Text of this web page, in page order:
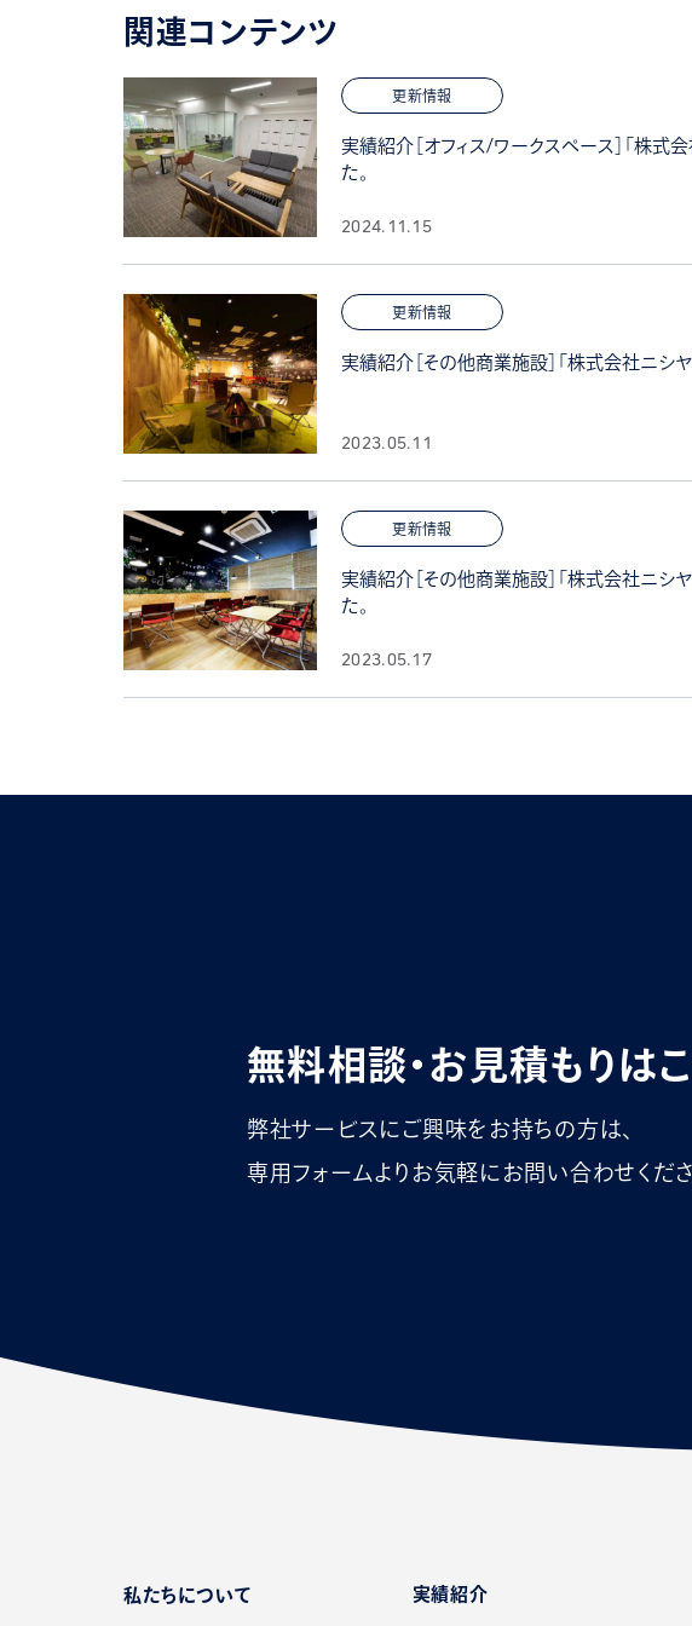
関連コンテンツ
更新情報
実績紹介［オフィス/ワークスペース］「株式
た。
2024.11.15
更新情報
実績紹介［その他商業施設］「株式会社ニシ
2023.05.11
更新情報
実績紹介［その他商業施設］「株式会社ニシ
た。
2023.05.17
無料相談・お見積もりは
弊社サービスにご興味をお持ちの方は、
専用フォームよりお気軽にお問い合わせくださ
私たちについて 実績紹介